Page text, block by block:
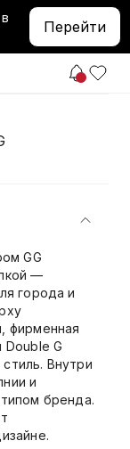
Перейти
GG
—
города и
фирменная
Double G
Внутри
и
бренда.